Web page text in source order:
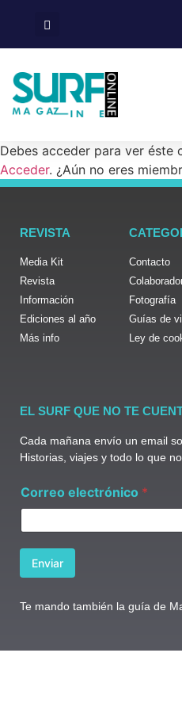
Debes acceder para ver éste
Acceder. ¿Aún no eres
REVISTA
Media Kit
Revista
Información
Ediciones al año
Más info
Contacto
Fotografía
Guías de
Ley de
EL SURF QUE NO TE
Cada mañana envío un email
Historias, viajes y todo lo que
l
e
r
i
Correo electrónico *
Enviar
Te mando también la guía de